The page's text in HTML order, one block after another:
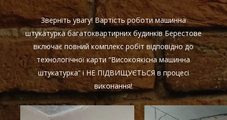
Зверніть увагу! Вартість роботи машинна
штукатурка багатоквартирних будинків Берестове
включає повний комплекс робіт відповідно до
технологічної карти “Високоякісна машинна
штукатурка” і НЕ ПІДВИЩУЄТЬСЯ в процесі
виконання!